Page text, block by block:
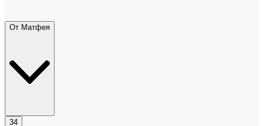
От Матфея
34